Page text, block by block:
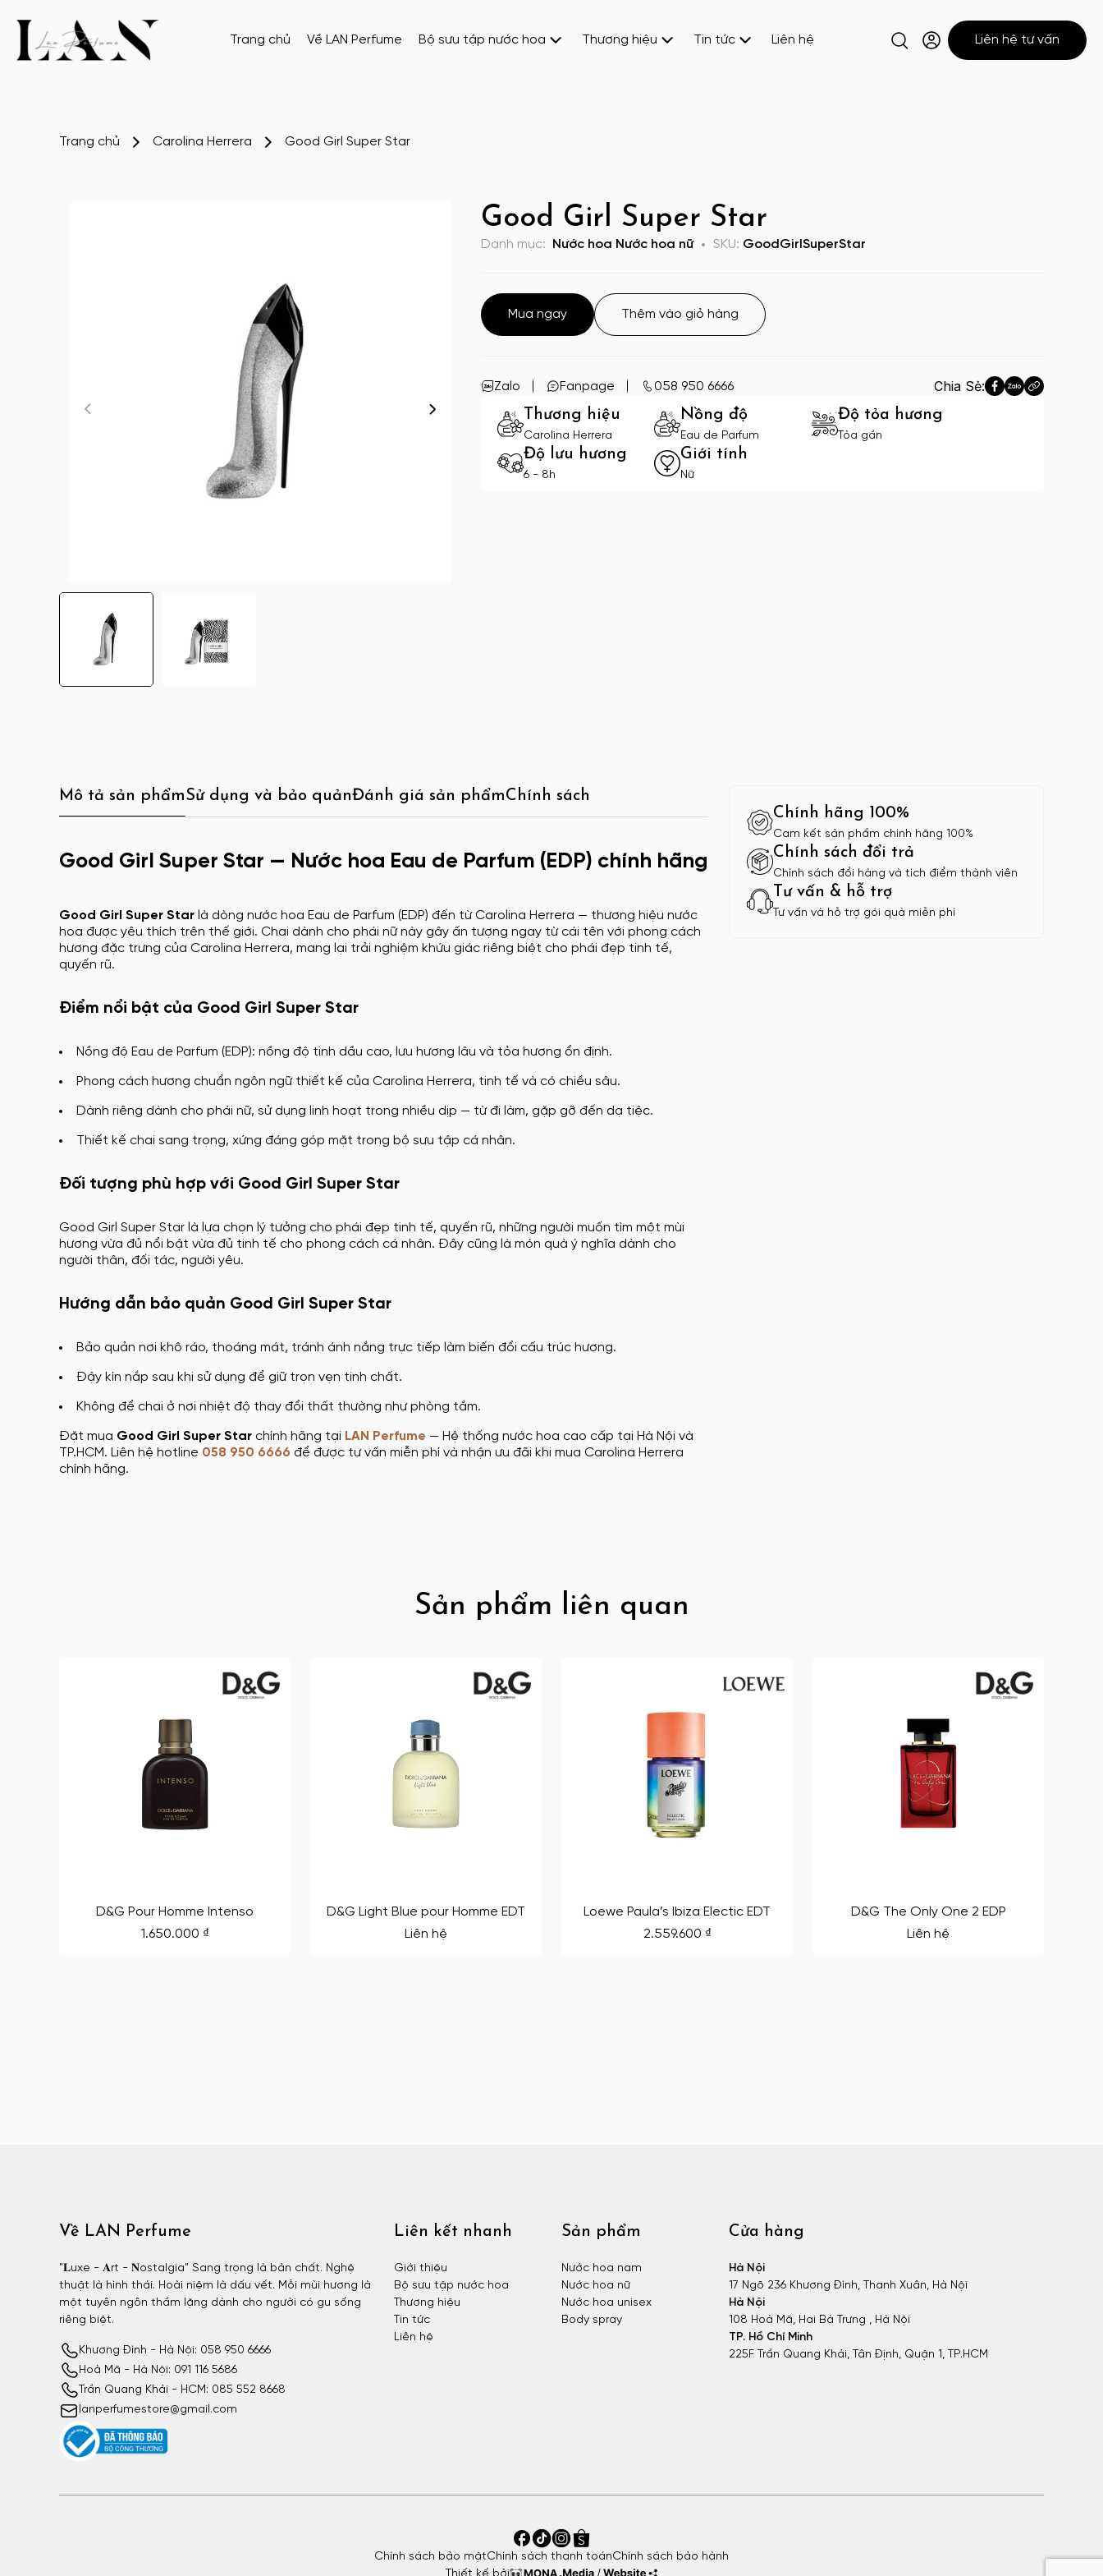
Trang chủ Về LAN Perfume Bộ sưu tập nước hoa Thương hiệu Tin tức Liên hệ Liên hệ tư vấn
Trang chủ Carolina Herrera Good Girl Super Star
Good Girl Super Star
Danh mục: Nước hoa Nước hoa nữ SKU: GoodGirlSuperStar
Mua ngay Thêm vào giỏ hàng
Zalo Fanpage 058 950 6666
Chia Sẻ:
Thương hiệu
Carolina Herrera
Nồng độ
Eau de Parfum
Độ tỏa hương
Tỏa gần
Độ lưu hương
6 - 8h
Giới tính
Nữ
Mô tả sản phẩmSử dụng và bảo quảnĐánh giá sản phẩmChính sách
Good Girl Super Star — Nước hoa Eau de Parfum (EDP) chính hãng
Good Girl Super Star là dòng nước hoa Eau de Parfum (EDP) đến từ Carolina Herrera — thương hiệu nước
hoa được yêu thích trên thế giới. Chai dành cho phái nữ này gây ấn tượng ngay từ cái tên với phong cách
hương đặc trưng của Carolina Herrera, mang lại trải nghiệm khứu giác riêng biệt cho phái đẹp tinh tế,
quyến rũ.
Điểm nổi bật của Good Girl Super Star
Nồng độ Eau de Parfum (EDP): nồng độ tinh dầu cao, lưu hương lâu và tỏa hương ổn định.
Phong cách hương chuẩn ngôn ngữ thiết kế của Carolina Herrera, tinh tế và có chiều sâu.
Dành riêng dành cho phái nữ, sử dụng linh hoạt trong nhiều dịp — từ đi làm, gặp gỡ đến dạ tiệc.
Thiết kế chai sang trọng, xứng đáng góp mặt trong bộ sưu tập cá nhân.
Đối tượng phù hợp với Good Girl Super Star
Good Girl Super Star là lựa chọn lý tưởng cho phái đẹp tinh tế, quyến rũ, những người muốn tìm một mùi
hương vừa đủ nổi bật vừa đủ tinh tế cho phong cách cá nhân. Đây cũng là món quà ý nghĩa dành cho
người thân, đối tác, người yêu.
Hướng dẫn bảo quản Good Girl Super Star
Bảo quản nơi khô ráo, thoáng mát, tránh ánh nắng trực tiếp làm biến đổi cấu trúc hương.
Đậy kín nắp sau khi sử dụng để giữ trọn vẹn tinh chất.
Không để chai ở nơi nhiệt độ thay đổi thất thường như phòng tắm.
Đặt mua Good Girl Super Star chính hãng tại LAN Perfume — Hệ thống nước hoa cao cấp tại Hà Nội và
TP.HCM. Liên hệ hotline 058 950 6666 để được tư vấn miễn phí và nhận ưu đãi khi mua Carolina Herrera
chính hãng.
Chính hãng 100%
Cam kết sản phẩm chính hãng 100%
Chính sách đổi trả
Chính sách đổi hàng và tích điểm thành viên
Tư vấn & hỗ trợ
Tư vấn và hỗ trợ gói quà miễn phí
Sản phẩm liên quan
D&G Pour Homme Intenso
1.650.000 ₫
D&G Light Blue pour Homme EDT
Liên hệ
Loewe Paula’s Ibiza Electic EDT
2.559.600 ₫
D&G The Only One 2 EDP
Liên hệ
Về LAN Perfume
"𝐋uxe - 𝐀rt - 𝐍ostalgia" Sang trọng là bản chất. Nghệ
thuật là hình thái. Hoài niệm là dấu vết. Mỗi mùi hương là
một tuyên ngôn thầm lặng dành cho người có gu sống
riêng biệt.
Khương Đình - Hà Nội: 058 950 6666
Hoà Mã - Hà Nội: 091 116 5686
Trần Quang Khải - HCM: 085 552 8668
lanperfumestore@gmail.com
Liên kết nhanh
Giới thiệu
Bộ sưu tập nước hoa
Thương hiệu
Tin tức
Liên hệ
Sản phẩm
Nước hoa nam
Nước hoa nữ
Nước hoa unisex
Body spray
Cửa hàng
Hà Nội
17 Ngõ 236 Khương Đình, Thanh Xuân, Hà Nội
Hà Nội
108 Hoà Mã, Hai Bà Trưng , Hà Nội
TP. Hồ Chí Minh
225F Trần Quang Khải, Tân Định, Quận 1, TP.HCM
Chính sách bảo mậtChính sách thanh toánChính sách bảo hành